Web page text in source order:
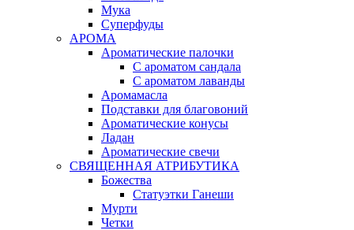
Мука
Суперфуды
АРОМА
Ароматические палочки
С ароматом сандала
С ароматом лаванды
Аромамасла
Подставки для благовоний
Ароматические конусы
Ладан
Ароматические свечи
СВЯЩЕННАЯ АТРИБУТИКА
Божества
Статуэтки Ганеши
Мурти
Четки